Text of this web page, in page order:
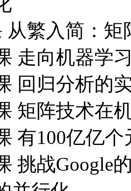
矩阵技术在
有100亿亿
挑战Google
并行化
，中山大学
讲授《大数